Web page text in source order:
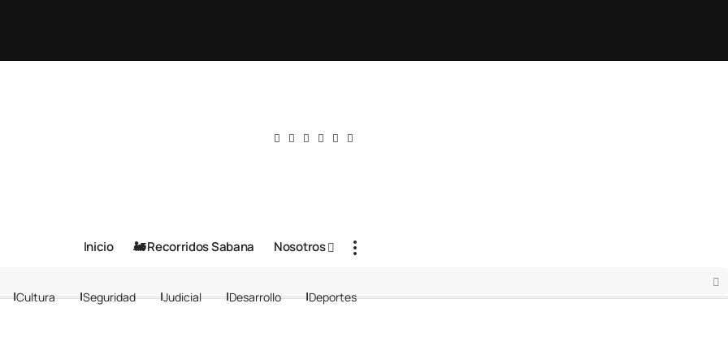
Inicio 🚂 Recorridos Sabana Nosotros
Cultura Seguridad Judicial Desarrollo Deportes